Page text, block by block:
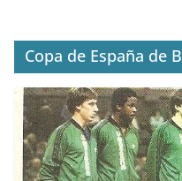
Copa de España de